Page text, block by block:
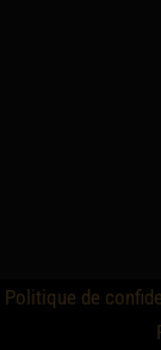
Politique de